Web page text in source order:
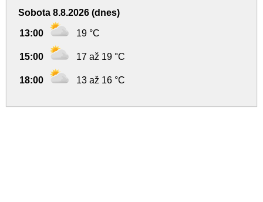
Sobota 8.8.2026 (dnes)
13:00 19 °C
15:00 17 až 19 °C
18:00 13 až 16 °C